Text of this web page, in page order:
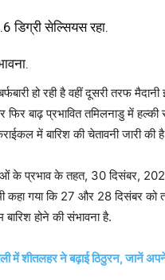
डिग्री सेल्सियस रहा.
हो रही है वहीं दूसरी तरफ
फिर बाढ़ प्रभावित तमिलनाडु में
में बारिश की चेतावनी जारी की
के प्रभाव के तहत, 30 दिसंबर,
कहा गया कि 27 और 28 दिसंबर
होने की संभावना है.
में शीतलहर ने बढ़ाई ठिठुरन, जानें